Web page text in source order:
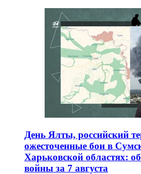
День Ялты, российский
ожесточенные бои в
Харьковской областях:
войны за 7 августа